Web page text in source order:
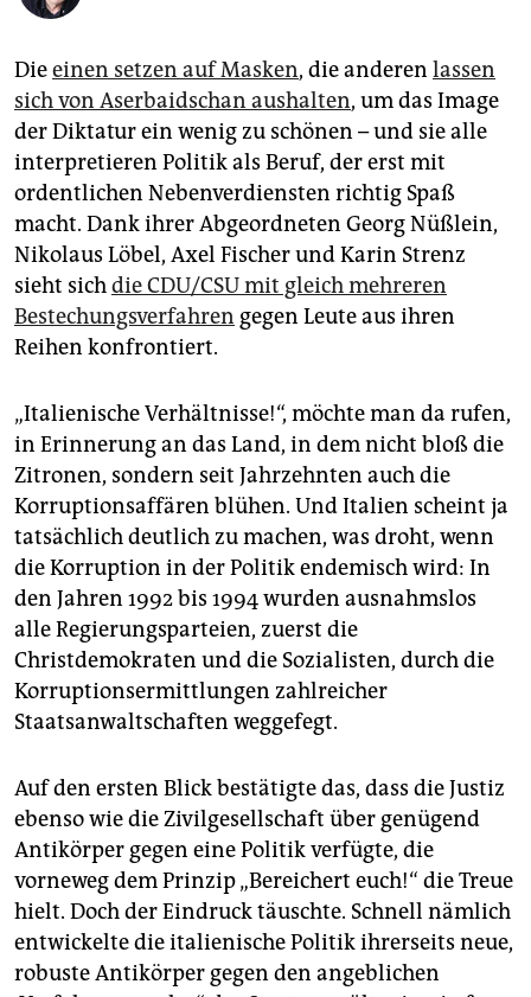
fragen & hilfe
unterstützen
abo
genossenschaft
epaper login
Dieeinen setzen auf Masken, die anderen lassen
sich von Aserbaidschan aushalten, um das Image
der Diktatur ein wenig zu schönen – und sie alle
interpretieren Politik als Beruf, der erst mit
ordentlichen Nebenverdiensten richtig Spaß
macht. Dank ihrer Abgeordneten Georg Nüßlein,
Nikolaus Löbel, Axel Fischer und Karin Strenz
sieht sichdie CDU/CSU mit gleich mehreren
Bestechungsverfahren gegen Leute aus ihren
Reihen konfrontiert.
„Italienische Verhältnisse!“, möchte man da rufen,
in Erinnerung an das Land, in dem nicht bloß die
Zitronen, sondern seit Jahrzehnten auch die
Korrup­tions­affären blühen. Und Italien scheint ja
tatsächlich deutlich zu machen, was droht, wenn
die Korruption in der Politik endemisch wird: In
den Jahren 1992 bis 1994 wurden ausnahmslos
alle Regierungsparteien, zuerst die
Christdemokraten und die Sozialisten, durch die
Korrup­tions­ermittlungen zahlreicher
Staatsanwaltschaften weggefegt.
Auf den ersten Blick bestätigte das, dass die Justiz
ebenso wie die Zivilgesellschaft über genügend
Antikörper gegen eine Politik verfügte, die
vorneweg dem Prinzip „Bereichert euch!“ die Treue
hielt. Doch der Eindruck täuschte. Schnell nämlich
entwickelte die italienische Politik ihrerseits neue,
robuste Antikörper gegen den angeblichen